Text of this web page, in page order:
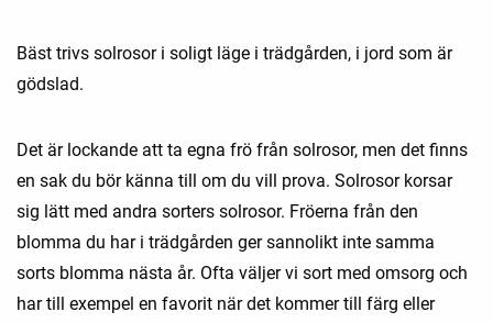
Bäst trivs solrosor i soligt läge i trädgården, i jord som är
gödslad.
Det är lockande att ta egna frö från solrosor, men det finns
en sak du bör känna till om du vill prova. Solrosor korsar
sig lätt med andra sorters solrosor. Fröerna från den
blomma du har i trädgården ger sannolikt inte samma
sorts blomma nästa år. Ofta väljer vi sort med omsorg och
har till exempel en favorit när det kommer till färg eller